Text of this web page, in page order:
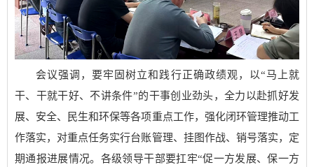
会议强调，要牢固树立和践行正确政绩观，以“马上就
干、干就干好、不讲条件”的干事创业劲头，全力以赴抓好发
展、安全、民生和环保等各项重点工作，强化闭环管理推动工
作落实，对重点任务实行台账管理、挂图作战、销号落实，定
期通报进展情况。各级领导干部要扛牢“促一方发展、保一方